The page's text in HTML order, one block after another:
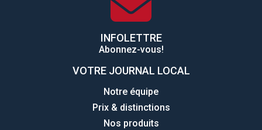
INFOLETTRE
Abonnez-vous!
VOTRE JOURNAL LOCAL
Notre équipe
Prix & distinctions
Nos produits